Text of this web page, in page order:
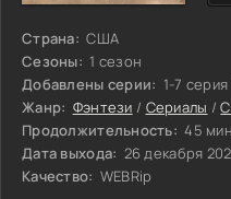
Страна: США
Сезоны: 1 сезон
Добавлены серии: 1-7
Жанр: Фэнтези / Сериалы /
Продолжительность: 45
Дата выхода: 26 декабря
Качество: WEBRip